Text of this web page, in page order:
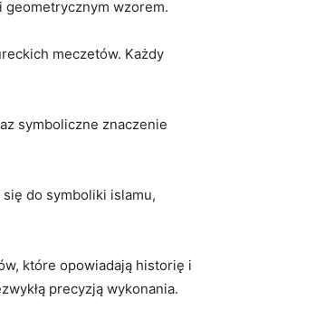
geometrycznym wzorem.
meczetów. Każdy
symboliczne znaczenie
do ⁢symboliki islamu,
⁢które opowiadają historię i
precyzją wykonania.